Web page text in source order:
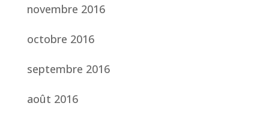
novembre 2016
octobre 2016
septembre 2016
août 2016